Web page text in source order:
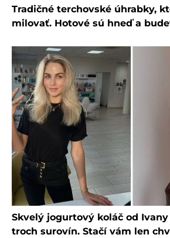
Tradičné terchovské úhrabky,
milovať. Hotové sú hneď a
Skvelý jogurtový koláč od
troch surovín. Stačí vám len